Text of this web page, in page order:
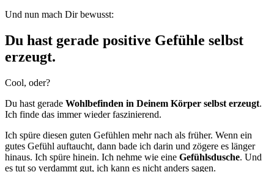
Und nun mach Dir bewusst:
Du hast gerade positive Gefühle selbst
erzeugt.
Cool, oder?
Du hast gerade Wohlbefinden in Deinem Körper selbst erzeugt.
Ich finde das immer wieder faszinierend.
Ich spüre diesen guten Gefühlen mehr nach als früher. Wenn ein
gutes Gefühl auftaucht, dann bade ich darin und zögere es länger
hinaus. Ich spüre hinein. Ich nehme wie eine Gefühlsdusche. Und
es tut so verdammt gut, ich kann es nicht anders sagen.